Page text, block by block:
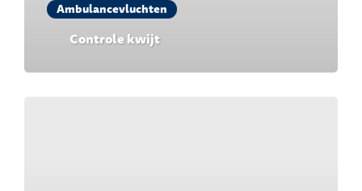
Ambulancevluchten
Controle kwijt